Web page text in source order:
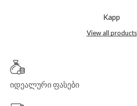
Kapp
View all products
იდეალური ფასები